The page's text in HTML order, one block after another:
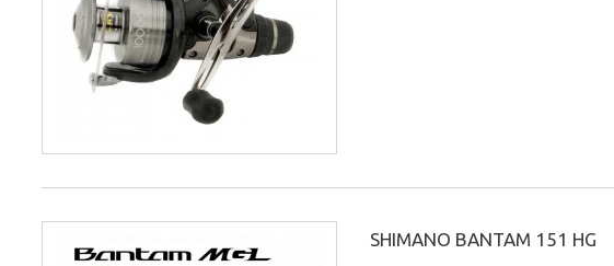
SHIMANO BANTAM 151 HG